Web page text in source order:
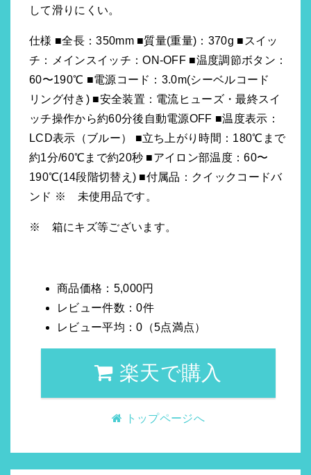
して滑りにくい。
仕様 ■全長：350mm ■質量(重量)：370g ■スイッ
チ：メインスイッチ：ON-OFF ■温度調節ボタン：
60〜190℃ ■電源コード：3.0m(シーベルコード
リング付き) ■安全装置：電流ヒューズ・最終スイ
ッチ操作から約60分後自動電源OFF ■温度表示：
LCD表示（ブルー） ■立ち上がり時間：180℃まで
約1分/60℃まで約20秒 ■アイロン部温度：60〜
190℃(14段階切替え) ■付属品：クイックコードバ
ンド ※ 未使用品です。
※ 箱にキズ等ございます。
商品価格：5,000円
レビュー件数：0件
レビュー平均：0（5点満点）
楽天で購入
トップページへ